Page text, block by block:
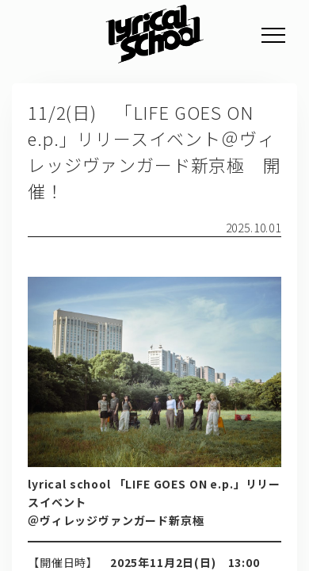
11/2(日) 「LIFE GOES ON
e.p.」リリースイベント＠ヴィ
レッジヴァンガード新京極 開
催！
2025.10.01
lyrical school 「LIFE GOES ON e.p.」リリー
スイベント
＠ヴィレッジヴァンガード新京極
【開催日時】 2025年11月2日(日) 13:00
PROFILE
SCHEDULE
TICKET
問い合わせ, 取材,出演依頼
lyrical school official web shop